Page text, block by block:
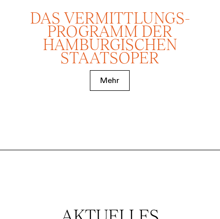
DAS VERMITTLUNGS­
PROGRAMM DER
HAMBURGISCHEN
STAATSOPER
Mehr